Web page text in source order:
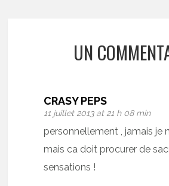
UN
CRASY PEPS
11 juillet 2013 at 21 h 08 min
personnellement , jamais je
mais ca doit procurer de
sensations !